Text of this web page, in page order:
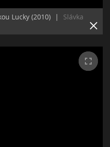
Lucky (2010) |
Slávka